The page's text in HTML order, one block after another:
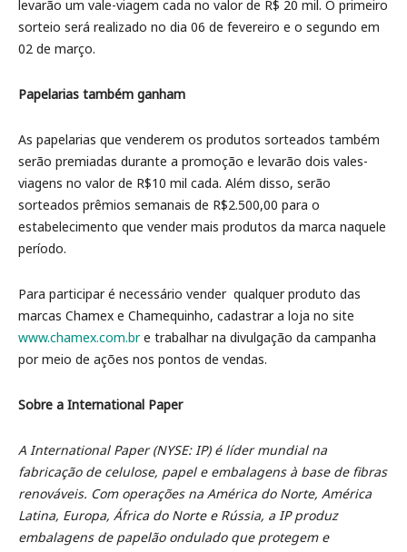
levarão um vale-viagem cada no valor de R$ 20 mil. O primeiro
sorteio será realizado no dia 06 de fevereiro e o segundo em
02 de março.
Papelarias também ganham
As papelarias que venderem os produtos sorteados também
serão premiadas durante a promoção e levarão dois vales-
viagens no valor de R$10 mil cada. Além disso, serão
sorteados prêmios semanais de R$2.500,00 para o
estabelecimento que vender mais produtos da marca naquele
período.
Para participar é necessário vender qualquer produto das
marcas Chamex e Chamequinho, cadastrar a loja no site
www.chamex.com.bre trabalhar na divulgação da campanha
por meio de ações nos pontos de vendas.
Sobre a International Paper
A International Paper (NYSE: IP) é líder mundial na
fabricação de celulose, papel e embalagens à base de fibras
renováveis. Com operações na América do Norte, América
Latina, Europa, África do Norte e Rússia, a IP produz
embalagens de papelão ondulado que protegem e